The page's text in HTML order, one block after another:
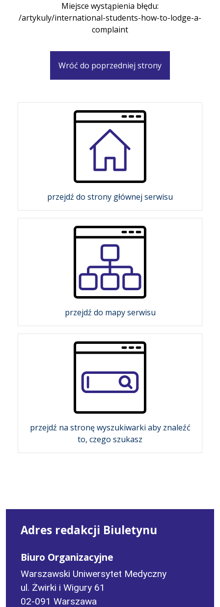
Miejsce wystąpienia błędu:
/artykuly/international-students-how-to-lodge-a-
complaint
Wróć do poprzedniej strony
przejdź do strony głównej serwisu
przejdź do mapy serwisu
przejdź na stronę wyszukiwarki aby znaleźć
to, czego szukasz
Adres redakcji Biuletynu
Biuro Organizacyjne
Warszawski Uniwersytet Medyczny
ul. Żwirki i Wigury 61
02-091 Warszawa